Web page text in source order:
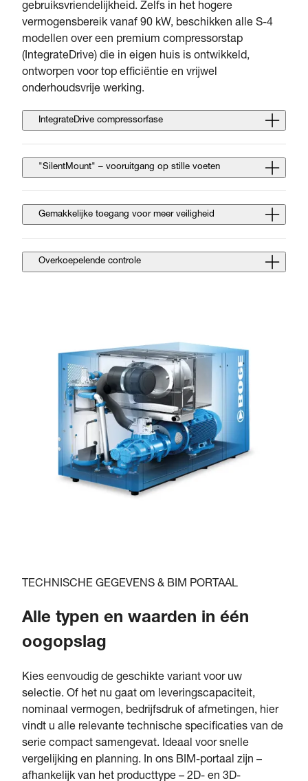
gebruiksvriendelijkheid. Zelfs in het hogere
vermogensbereik vanaf 90 kW, beschikken alle S-4
modellen over een premium compressorstap
(IntegrateDrive) die in eigen huis is ontwikkeld,
ontworpen voor top efficiëntie en vrijwel
onderhoudsvrije werking.
IntegrateDrive compressorfase
"SilentMount" – vooruitgang op stille voeten
Gemakkelijke toegang voor meer veiligheid
Overkoepelende controle
TECHNISCHE GEGEVENS & BIM PORTAAL
Alle typen en waarden in één
oogopslag
Kies eenvoudig de geschikte variant voor uw
selectie. Of het nu gaat om leveringscapaciteit,
nominaal vermogen, bedrijfsdruk of afmetingen, hier
vindt u alle relevante technische specificaties van de
serie compact samengevat. Ideaal voor snelle
vergelijking en planning. In ons BIM-portaal zijn –
afhankelijk van het producttype – 2D- en 3D-